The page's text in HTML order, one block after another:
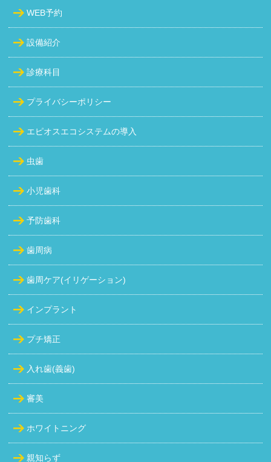
WEB予約
設備紹介
診療科目
プライバシーポリシー
エピオスエコシステムの導入
虫歯
小児歯科
予防歯科
歯周病
歯周ケア(イリゲーション)
インプラント
プチ矯正
入れ歯(義歯)
審美
ホワイトニング
親知らず